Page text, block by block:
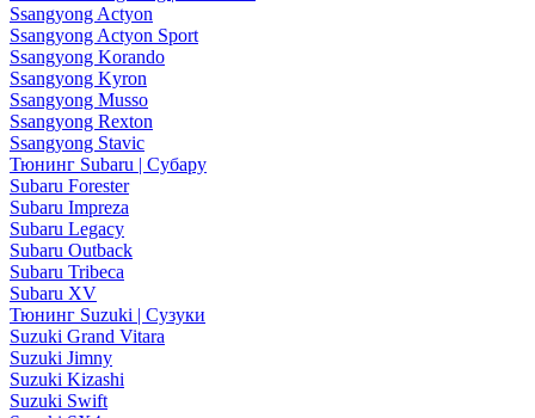
Ssangyong Actyon
Ssangyong Actyon Sport
Ssangyong Korando
Ssangyong Kyron
Ssangyong Musso
Ssangyong Rexton
Ssangyong Stavic
Тюнинг Subaru | Субару
Subaru Forester
Subaru Impreza
Subaru Legacy
Subaru Outback
Subaru Tribeca
Subaru XV
Тюнинг Suzuki | Сузуки
Suzuki Grand Vitara
Suzuki Jimny
Suzuki Kizashi
Suzuki Swift